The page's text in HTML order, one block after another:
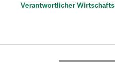
Verantwortlicher